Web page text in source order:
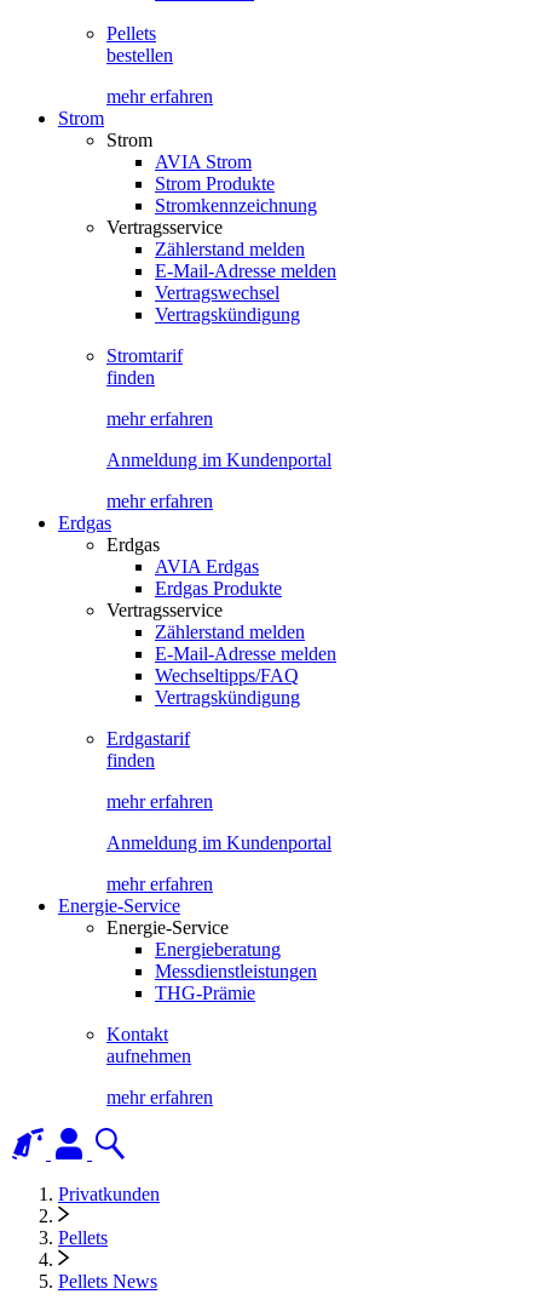
Pellets
bestellen
mehr erfahren
Strom
Strom
AVIA Strom
Strom Produkte
Stromkennzeichnung
Vertragsservice
Zählerstand melden
E-Mail-Adresse melden
Vertragswechsel
Vertragskündigung
Stromtarif
finden
mehr erfahren
Anmeldung im Kundenportal
mehr erfahren
Erdgas
Erdgas
AVIA Erdgas
Erdgas Produkte
Vertragsservice
Zählerstand melden
E-Mail-Adresse melden
Wechseltipps/FAQ
Vertragskündigung
Erdgastarif
finden
mehr erfahren
Anmeldung im Kundenportal
mehr erfahren
Energie-Service
Energie-Service
Energieberatung
Messdienstleistungen
THG-Prämie
Kontakt
aufnehmen
mehr erfahren
Privatkunden
Pellets
Pellets News